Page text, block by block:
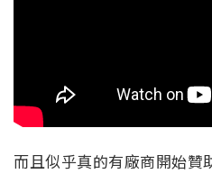
而且似乎真的有廠商開始贊